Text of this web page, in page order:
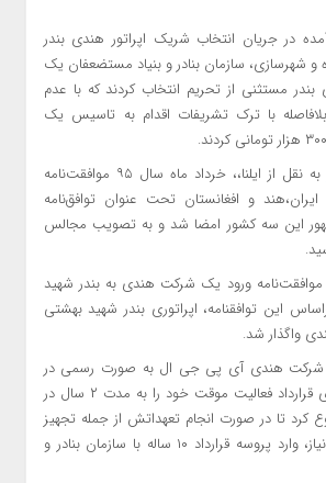
در جریان انتخاب شریک اپراتور هندی بندر
و شهرسازی، سازمان بنادر و بنیاد مستضعفان یک
مستثنی از تحریم انتخاب کردند که با عدم
با ترک تشریفات اقدام به تاسیس یک
به نقل از ایلنا،، خرداد ماه سال ۹۵ موافقت‌نامه
و افغانستان تحت عنوان توافق‌نامه
این سه کشور امضا شد و به تصویب مجالس
ورود یک شرکت هندی به بندر شهید
این توافقنامه، اپراتوری بندر شهید بهشتی
واگذار شد.
سال ۹۷ دفتر شرکت هندی آی پی جی ال به صورت رسمی در
منطقه آزاد چابهار اجرای قرارداد فعالیت موقت خود را به مدت ۲ سال در
کرد تا در صورت انجام تعهداتش از جمله تجهیز
بندر با تجهیزات مورد نیاز، وارد پروسه قرارداد ۱۰ ساله با سازمان بنادر و